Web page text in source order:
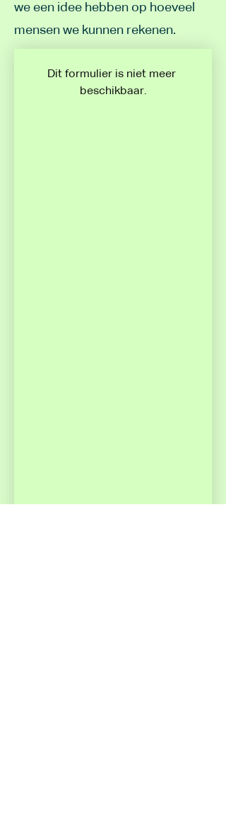
we een idee hebben op hoeveel
mensen we kunnen rekenen.
Dit formulier is niet meer
beschikbaar.